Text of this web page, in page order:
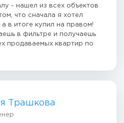
- нашел из всех объектов
что сначала я хотел
в итоге купил на правом!
в фильтре и получаешь
продаваемых квартир по
Трашкова